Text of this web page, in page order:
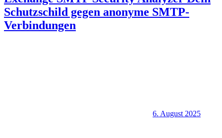
Schutzschild gegen anonyme SMTP-
Verbindungen
6. August 2025